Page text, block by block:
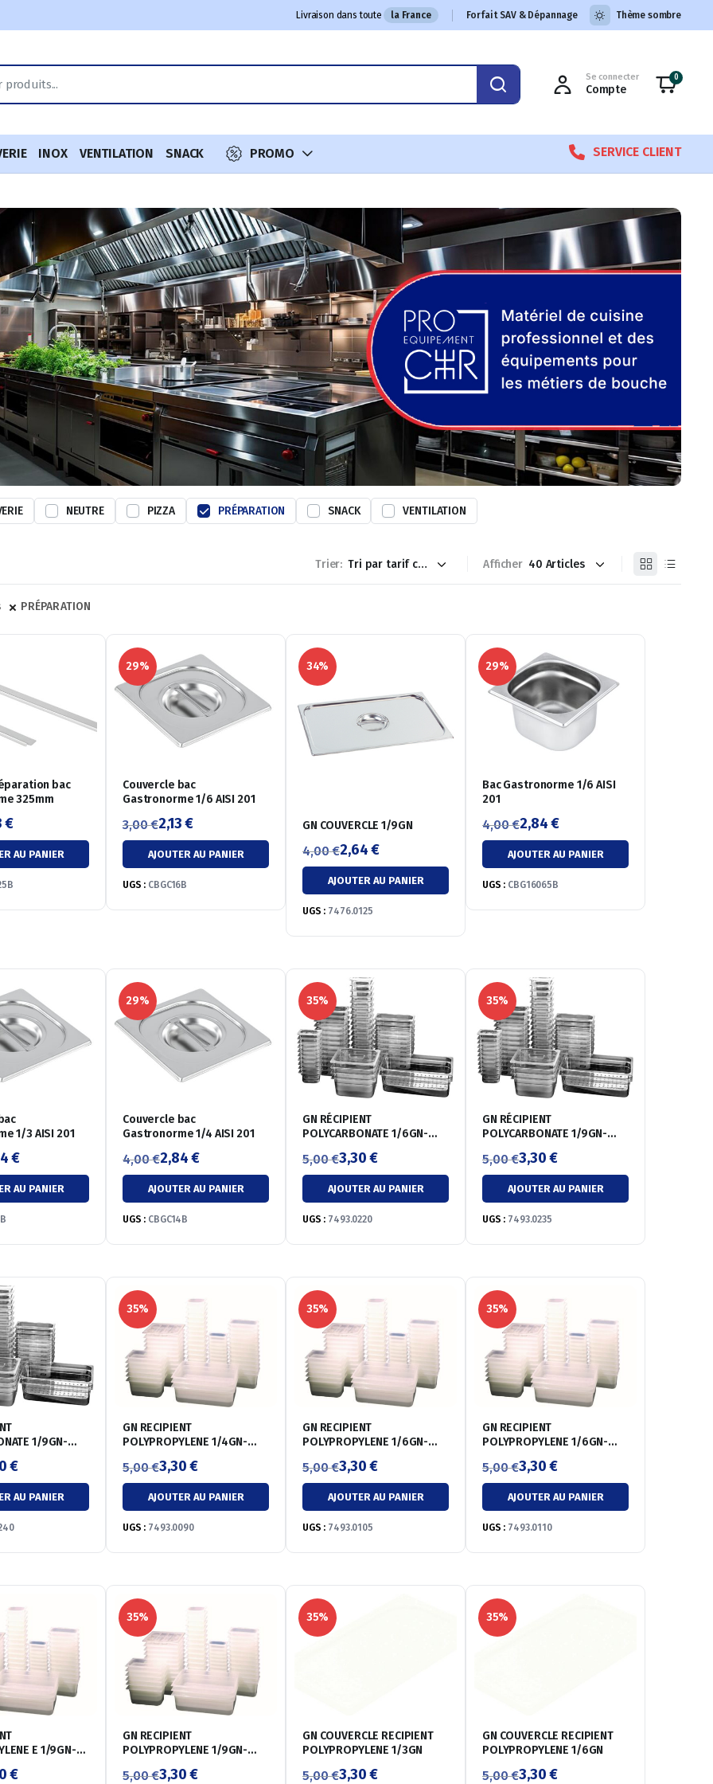
Livraison dans toute la France Forfait SAV & Dépannage Thème sombre
Se connecter
Compte
0
INOX VENTILATION SNACK PROMO SERVICE CLIENT
NEUTRE PIZZA PRÉPARATION SNACK VENTILATION
Trier: Afficher
PRÉPARATION
bac
325mm
€
AU PANIER
29%
Couvercle bac
Gastronorme 1/6 AISI 201
3,00€
Le
prix
initial
était :
2,13€
Le
prix
actuel
est :
AJOUTER AU PANIER
UGS : CBGC16B
34%
GN COUVERCLE 1/9GN
4,00€
Le
prix
initial
était :
2,64€
Le
prix
actuel
est :
AJOUTER AU PANIER
UGS : 7476.0125
29%
Bac Gastronorme 1/6 AISI
201
4,00€
Le
prix
initial
était :
2,84€
Le
prix
actuel
est :
AJOUTER AU PANIER
UGS : CBG16065B
1/3 AISI 201
€
AU PANIER
29%
Couvercle bac
Gastronorme 1/4 AISI 201
4,00€
Le
prix
initial
était :
2,84€
Le
prix
actuel
est :
AJOUTER AU PANIER
UGS : CBGC14B
35%
GN RÉCIPIENT
POLYCARBONATE 1/6GN-
5,00€
Le
prix
initial
était :
3,30€
Le
prix
actuel
est :
AJOUTER AU PANIER
UGS : 7493.0220
35%
GN RÉCIPIENT
POLYCARBONATE 1/9GN-
5,00€
Le
prix
initial
était :
3,30€
Le
prix
actuel
est :
AJOUTER AU PANIER
UGS : 7493.0235
1/9GN-
€
AU PANIER
35%
GN RECIPIENT
POLYPROPYLENE 1/4GN-
5,00€
Le
prix
initial
était :
3,30€
Le
prix
actuel
est :
AJOUTER AU PANIER
UGS : 7493.0090
35%
GN RECIPIENT
POLYPROPYLENE 1/6GN-
5,00€
Le
prix
initial
était :
3,30€
Le
prix
actuel
est :
AJOUTER AU PANIER
UGS : 7493.0105
35%
GN RECIPIENT
POLYPROPYLENE 1/6GN-
5,00€
Le
prix
initial
était :
3,30€
Le
prix
actuel
est :
AJOUTER AU PANIER
UGS : 7493.0110
E 1/9GN-
€
35%
GN RECIPIENT
POLYPROPYLENE 1/9GN-
5,00€3,30€
35%
GN COUVERCLE RECIPIENT
POLYPROPYLENE 1/3GN
5,00€3,30€
35%
GN COUVERCLE RECIPIENT
POLYPROPYLENE 1/6GN
5,00€3,30€